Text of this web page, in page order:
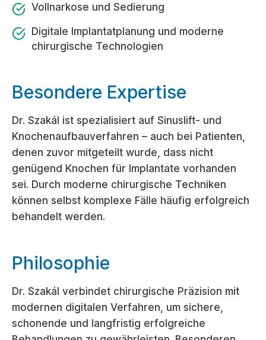
Vollnarkose und Sedierung
Digitale Implantatplanung und moderne
chirurgische Technologien
Besondere Expertise
Dr. Szakál ist spezialisiert auf Sinuslift- und
Knochenaufbauverfahren – auch bei Patienten,
denen zuvor mitgeteilt wurde, dass nicht
genügend Knochen für Implantate vorhanden
sei. Durch moderne chirurgische Techniken
können selbst komplexe Fälle häufig erfolgreich
behandelt werden.
Philosophie
Dr. Szakál verbindet chirurgische Präzision mit
modernen digitalen Verfahren, um sichere,
schonende und langfristig erfolgreiche